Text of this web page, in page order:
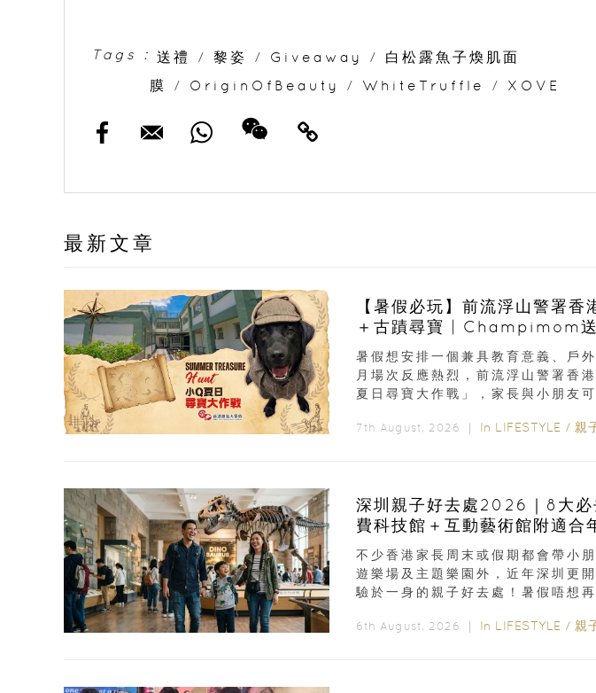
Tags : 送禮 / 黎姿 / Giveaway /
白松露魚子煥肌面
膜
/ OriginOfBeauty / WhiteTruffle / XOVE
最新文章
【暑假必玩】前流浮山警署
＋古蹟尋寶 | Champimom
暑假想安排一個兼具教育意義、戶
月場次反應熱烈，前流浮山警署香
夏日尋寶大作戰」，家長與小朋友
7th August, 2026 ｜ In LIFESTYLE / 親
深圳親子好去處2026｜8大必
費科技館＋互動藝術館附適合
不少香港家長周末或假期都會帶小
遊樂場及主題樂園外，近年深圳更
驗於一身的親子好去處！暑假唔想
6th August, 2026 ｜ In LIFESTYLE / 親